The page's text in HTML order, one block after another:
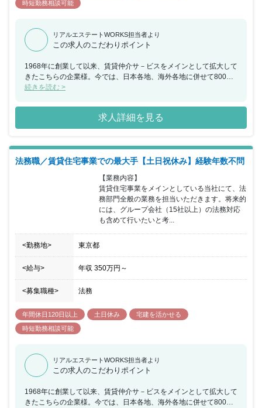
時短勤務相談可能
リアルエステートWORKS担当者より
この求人のこだわりポイント
1968年に創業して以来、賃貸仲介サ－ビスをメインとして拡大して
きたこちらの企業様。今では、日本各地、海外各地に併せて800店
舗以上の店舗を展開するまでに成長しました。現在は、賃貸住宅を
た5つの事業を展開しています。また変化する賃貸不動産マーケッ
トに対応するため、時代の変化をチャンスと捉え、さまざまな試み
をおこなうこちらの企業様では、組織設計やブランディング、人材
をおこないチャレンジをしています。今後も「無限の可能性へ果敢
にチャレンジしていく精神」や「できない理由を考える前に、実現
とが予想されます。またお客様だけでなく、エンゲージメントを向
上する取り組みも充実しています。ビッグスマイル制度（お客様の
笑顔を生み出すことに貢献した社員を評価する制度）やFA制度（社
内でポジションが空いた場合、社員に応募を募る公募制度）を通し
て、従業員の可能性を最大限に引き出す取り組みをしています。こ
ちらの求人には、経理事務のスキルを高めたい方や中核を担ってい
きたい方におすすめの求人です。
続きを読む >
求人詳細を見る
法務職／賃貸住宅事業での最大手【土日祝休み】経験年数不問
【業務内容】
賃貸住宅事業をメインとしている当社にて、法
務部門全般の業務を担当いただきます。将来的
には、グループ会社（15社以上）の法務対応
も含めて行いたいと考...
<勤務地> 東京都
<給与> 年収 350万円 ～
<募集職種> 法務
年間休日120日以上 土日休み
宅建を活かせる
時短勤務相談可能
リアルエステートWORKS担当者より
この求人のこだわりポイント
1968年に創業して以来、賃貸仲介サ－ビスをメインとして拡大して
きたこちらの企業様。今では、日本各地、海外各地に併せて800店